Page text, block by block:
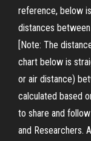
reference, below
distances
[Note: The
chart below is
or air distance)
calculated based
to share and
and Researchers.